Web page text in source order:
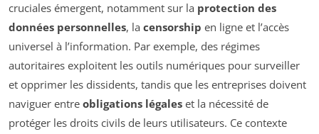
cruciales émergent, notamment sur la protection des
données personnelles, la censorship en ligne et l’accès
universel à l’information. Par exemple, des régimes
autoritaires exploitent les outils numériques pour surveiller
et opprimer les dissidents, tandis que les entreprises doivent
naviguer entre obligations légales et la nécessité de
protéger les droits civils de leurs utilisateurs. Ce contexte